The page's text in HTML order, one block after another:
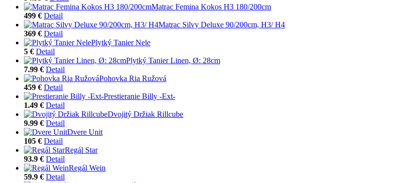
Matrac Femina Kokos H3 180/200cm
499 € Detail
Matrac Silvy Deluxe 90/200cm, H3/ H4
369 € Detail
Plytký Tanier Nele
5 € Detail
Plytký Tanier Linen, Ø: 28cm
7.99 € Detail
Pohovka Ria Ružová
459 € Detail
Prestieranie Billy -Ext-
1.49 € Detail
Dvojitý Držiak Rillcube
9.99 € Detail
Dvere Unit
105 € Detail
Regál Star
93.9 € Detail
Regál Wein
59.9 € Detail